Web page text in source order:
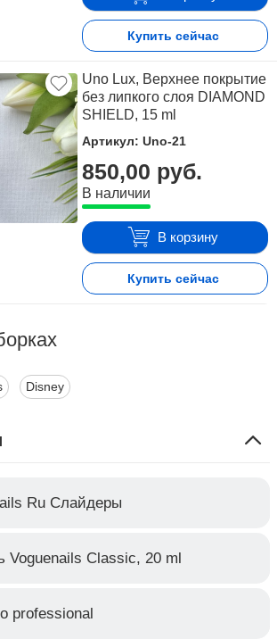
Купить сейчас
Uno Lux, Верхнее покрытие
без липкого слоя DIAMOND
SHIELD, 15 ml
Артикул: Uno-21
850,00 руб.
В наличии
В корзину
Купить сейчас
Disney
Ru Слайдеры
Voguenails Classic, 20 ml
professional